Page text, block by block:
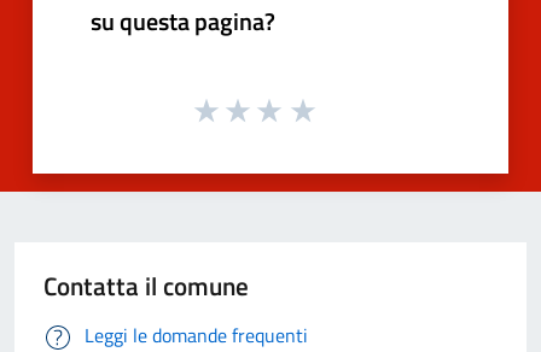
su questa pagina?
Contatta il comune
Leggi le domande frequenti